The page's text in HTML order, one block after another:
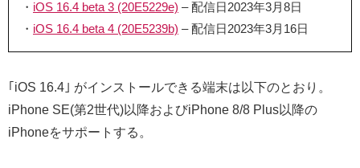
・ iOS 16.4 beta 3 (20E5229e) – 配信日2023年3月8日
・ iOS 16.4 beta 4 (20E5239b) – 配信日2023年3月16日
｢iOS 16.4｣ がインストールできる端末は以下のとおり。
iPhone SE(第2世代)以降およびiPhone 8/8 Plus以降の
iPhoneをサポートする。